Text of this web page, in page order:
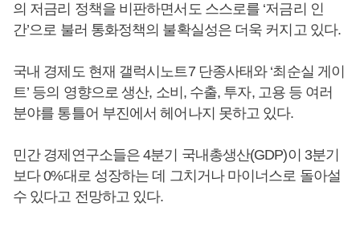
의 저금리 정책을 비판하면서도 스스로를 ‘저금리 인
간’으로 불러 통화정책의 불확실성은 더욱 커지고 있다.
국내 경제도 현재 갤럭시노트7 단종사태와 ‘최순실 게이
트’ 등의 영향으로 생산, 소비, 수출, 투자, 고용 등 여러
분야를 통틀어 부진에서 헤어나지 못하고 있다.
민간 경제연구소들은 4분기 국내총생산(GDP)이 3분기
보다 0%대로 성장하는 데 그치거나 마이너스로 돌아설
수 있다고 전망하고 있다.